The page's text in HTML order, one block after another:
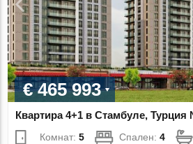
€ 465 993
Квартира 4+1 в Стамбуле, Турция
Комнат:5 Спален:4